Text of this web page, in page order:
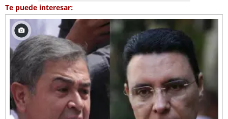
Te puede interesar: